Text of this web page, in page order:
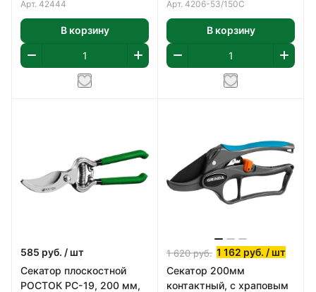
Арт. 42444
В корзину
Арт. 4206-53/150C
В корзину
585 руб. / шт
Секатор плоскостной
РОСТОК PC-19, 200 мм,
1 620руб. 1 162 руб. / шт
Секатор 200мм
контактный, с храповым